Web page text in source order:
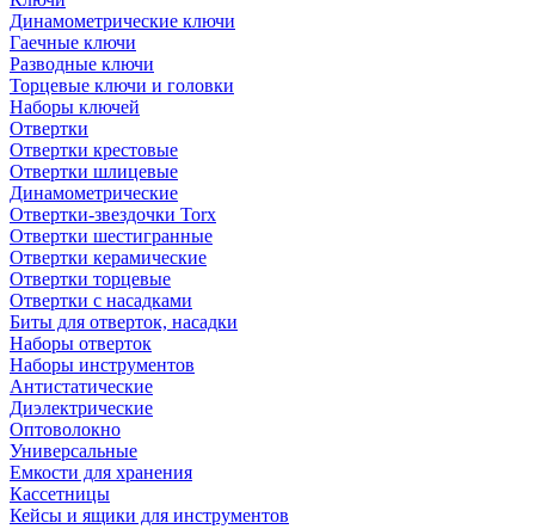
Динамометрические ключи
Гаечные ключи
Разводные ключи
Торцевые ключи и головки
Наборы ключей
Отвертки
Отвертки крестовые
Отвертки шлицевые
Динамометрические
Отвертки-звездочки Torx
Отвертки шестигранные
Отвертки керамические
Отвертки торцевые
Отвертки с насадками
Биты для отверток, насадки
Наборы отверток
Наборы инструментов
Антистатические
Диэлектрические
Оптоволокно
Универсальные
Емкости для хранения
Кассетницы
Кейсы и ящики для инструментов